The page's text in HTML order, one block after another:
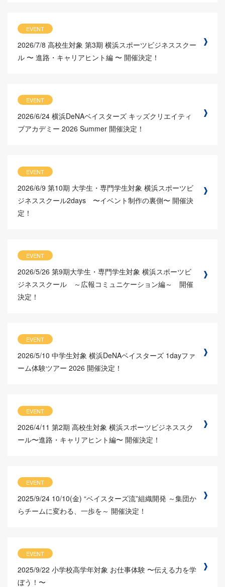
EVENT
2026/7/8 高校生対象 第3期 横浜スポーツビジネススクー
ル 〜 進路・キャリアヒント編 〜 開催決定！
EVENT
2026/6/24 横浜DeNAベイスターズ キッズクリエイティ
ブアカデミー 2026 Summer 開催決定！
EVENT
2026/6/9 第10期 大学生・専門学生対象 横浜スポーツビ
ジネススクール2days 〜イベント制作の裏側〜 開催決
定！
EVENT
2026/5/26 第9期大学生・専門学生対象 横浜スポーツビ
ジネススクール ～広報コミュニケーション編～ 開催
決定！
EVENT
2026/5/10 中学生対象 横浜DeNAベイスターズ 1dayファ
ーム体験ツアー 2026 開催決定！
EVENT
2026/4/11 第2期 高校生対象 横浜スポーツビジネススク
ール〜進路・キャリアヒント編〜 開催決定！
EVENT
2025/9/24 10/10(金) “ベイスターズ流”組織開発 ～集団か
らチームに変わる、一歩を～ 開催決定！
EVENT
2025/9/22 小学校高学年対象 お仕事体験 〜伝える力を学
ぼう！〜